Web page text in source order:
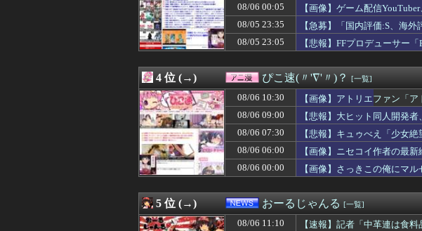
08/06 10:56
PLEATSMAMA、阪神梅田本店に初上陸！
08/06 10:56
HARE初の夏祭り企画「晴祭」を開催！書
08/06 10:56
Mila Owenがベーシックを刷新する「
08/06 10:55
【朗報】Amazonで「GANTZ」が全巻100円
08/06 10:53
八村塁「Bリーグでキャリアを終わらせた
08/06 10:52
【朗報】賀喜遥香、最新グラビアで見せた
08/06 10:50
【画像】特攻隊の特攻前の集合写真がこ
08/06 10:50
【画像】元テレ東・森香澄アナ、可愛すぎ
08/06 10:50
ウトがウワキしてる事が発覚し、トメが
08/06 10:47
【衝撃】AIによるレストラン予約「オート
08/06 10:46
NPB「暑さ対策でファームの開始時間変更
08/06 10:45
【衝撃映像】かもしれない運転、限界突破
08/06 10:41
【動画】あのちゃん、また我々をシコら
08/06 10:40
日本トイレットペーパー、輸入44％増で7
08/06 10:40
【ガチ映像】大学のヌードデッサンの授業
08/06 10:40
【復活】「日本製メモリ」に世界中から
08/06 00:05
【画像】ゲーム配信
08/05 23:35
【急募】「国内評価:S、海
08/05 23:05
【悲報】FFプロデューサー
4 位 (→) ぴこ速(〃'∇'〃)？ [一覧]
08/06 10:30
【画像】アトリエファン「
08/06 09:00
【悲報】大ヒット同人開発
08/06 07:30
【悲報】キュゥべえ「少女
ｗｗｗ
08/06 06:00
【画像】ニセコイ作者の最
08/06 00:00
【画像】さっきこの俺にマ
5 位 (→) おーるじゃんる [一覧]
08/06 11:10
【速報】記者「中革連は食